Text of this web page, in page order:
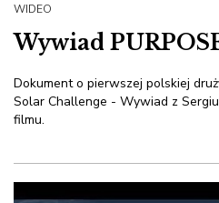
WIDEO
Wywiad
Dokument o pierwszej polskiej
Solar Challenge - Wywiad z
filmu.